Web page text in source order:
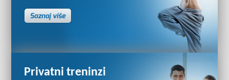
Privatni treninzi